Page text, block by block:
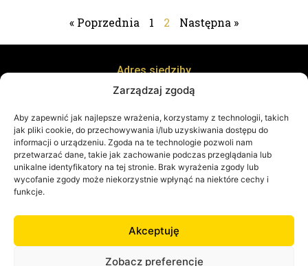
Zarządzaj zgodą
Aby zapewnić jak najlepsze wrażenia, korzystamy z technologii, takich
jak pliki cookie, do przechowywania i/lub uzyskiwania dostępu do
informacji o urządzeniu. Zgoda na te technologie pozwoli nam
przetwarzać dane, takie jak zachowanie podczas przeglądania lub
unikalne identyfikatory na tej stronie. Brak wyrażenia zgody lub
wycofanie zgody może niekorzystnie wpłynąć na niektóre cechy i
funkcje.
Akceptuję
Zobacz preferencje
« Poprzednia 1 2 Następna »
Adres siedziby
ul. Kręta 8, 38-400 Krosno
Adres biura
ul. Staszica 21 piętro 1, 38-400 Krosno
+48 519 420 750